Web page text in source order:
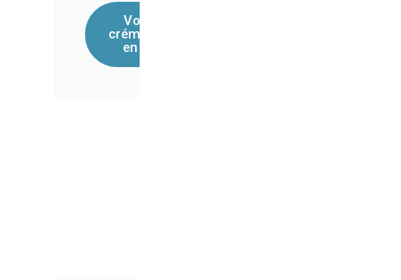
Voir les
crémaillères
en acier